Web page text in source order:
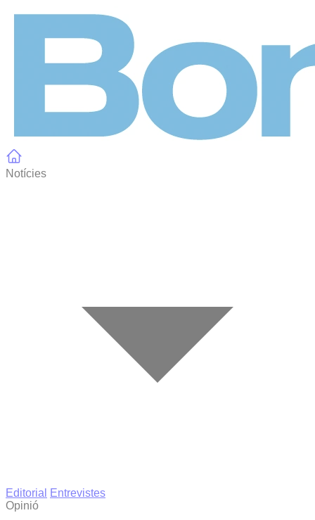
Notícies
Editorial
Entrevistes
Opinió